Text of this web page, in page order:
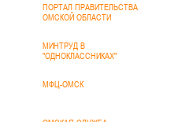
ПОРТАЛ ПРАВИТЕЛЬСТВА
ОМСКОЙ ОБЛАСТИ
МИНТРУД В
"ОДНОКЛАССНИКАХ"
МФЦ-ОМСК